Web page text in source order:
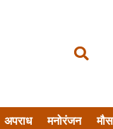
अपराध मनोरंजन